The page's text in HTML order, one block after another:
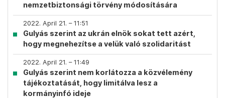
nemzetbiztonsági törvény módosítására
2022. April 21. – 11:51
Gulyás szerint az ukrán elnök sokat tett azért,
hogy megnehezítse a velük való szolidaritást
2022. April 21. – 11:49
Gulyás szerint nem korlátozza a közvélemény
tájékoztatását, hogy limitálva lesz a
kormányinfó ideje